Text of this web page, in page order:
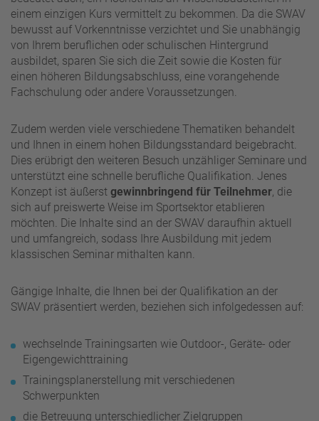
einem einzigen Kurs vermittelt zu bekommen. Da die SWAV
bewusst auf Vorkenntnisse verzichtet und Sie unabhängig
von Ihrem beruflichen oder schulischen Hintergrund
ausbildet, sparen Sie sich die Zeit sowie die Kosten für
einen höheren Bildungsabschluss, eine vorangehende
Fachschulung oder andere Voraussetzungen.
Zudem werden viele verschiedene Thematiken behandelt
und Ihnen in einem hohen Bildungsstandard beigebracht.
Dies erübrigt den weiteren Besuch unzähliger Seminare und
unterstützt eine schnelle berufliche Qualifikation. Jenes
Konzept ist äußerst gewinnbringend für Teilnehmer, die
sich auf preiswerte Weise im Sportsektor etablieren
möchten. Die Inhalte sind an der SWAV daraufhin aktuell
und umfangreich, sodass Ihre Ausbildung mit jedem
klassischen Seminar mithalten kann.
Gängige Inhalte, die Ihnen bei der Qualifikation an der
SWAV präsentiert werden, beziehen sich infolgedessen auf:
wechselnde Trainingsarten wie Outdoor-, Geräte- oder
Eigengewichttraining
Trainingsplanerstellung mit verschiedenen
Schwerpunkten
die Betreuung unterschiedlicher Zielgruppen